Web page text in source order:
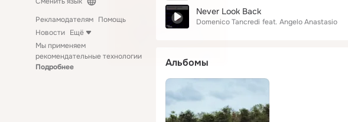
Рекламодателям Помощь
Новости Ещё
Мы применяем
рекомендательные технологии
Подробнее
Never Look Back
Domenico Tancredi feat. Angelo Anastasio
Альбомы